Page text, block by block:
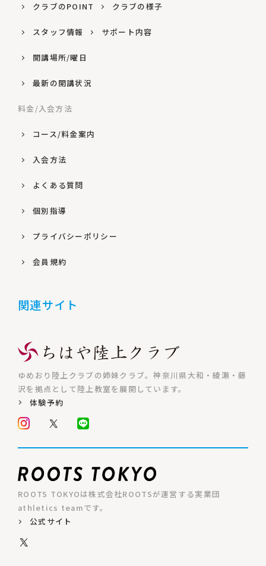
クラブのPOINT クラブの様子
スタッフ情報 サポート内容
開講場所/曜日
最新の開講状況
料金/入会方法
コース/料金案内
入会方法
よくある質問
個別指導
プライバシーポリシー
会員規約
関連サイト
ゆめおり陸上クラブの姉妹クラブ。神奈川県大和・綾瀬・藤
沢を拠点として陸上教室を展開しています。
体験予約
ROOTS TOKYOは株式会社ROOTSが運営する実業団
athletics teamです。
公式サイト